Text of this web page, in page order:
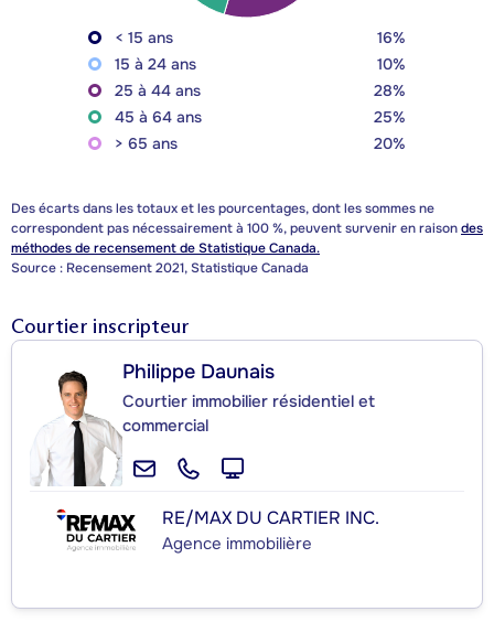
< 15 ans
16%
15 à 24 ans
10%
25 à 44 ans
28%
45 à 64 ans
25%
> 65 ans
20%
Des écarts dans les totaux et les pourcentages, dont les sommes ne
correspondent pas nécessairement à 100 %, peuvent survenir en raisondes
méthodes de recensement de Statistique Canada.
Source : Recensement 2021, Statistique Canada
Courtier inscripteur
Philippe Daunais
Courtier immobilier résidentiel et
commercial
RE/MAX DU CARTIER INC.
Agence immobilière